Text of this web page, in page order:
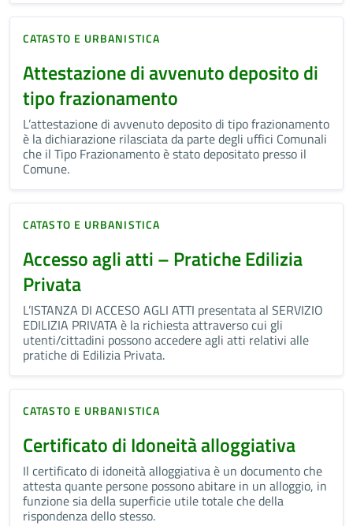
CATASTO E URBANISTICA
Attestazione di avvenuto deposito di
tipo frazionamento
L’attestazione di avvenuto deposito di tipo frazionamento
è la dichiarazione rilasciata da parte degli uffici Comunali
che il Tipo Frazionamento è stato depositato presso il
Comune.
CATASTO E URBANISTICA
Accesso agli atti – Pratiche Edilizia
Privata
L’ISTANZA DI ACCESO AGLI ATTI presentata al SERVIZIO
EDILIZIA PRIVATA è la richiesta attraverso cui gli
utenti/cittadini possono accedere agli atti relativi alle
pratiche di Edilizia Privata.
CATASTO E URBANISTICA
Certificato di Idoneità alloggiativa
Il certificato di idoneità alloggiativa è un documento che
attesta quante persone possono abitare in un alloggio, in
funzione sia della superficie utile totale che della
rispondenza dello stesso.